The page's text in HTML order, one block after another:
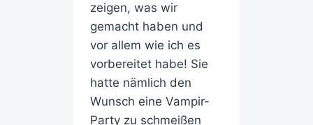
zeigen, was wir
gemacht haben und
vor allem wie ich es
vorbereitet habe! Sie
hatte nämlich den
Wunsch eine Vampir-
Party zu schmeißen